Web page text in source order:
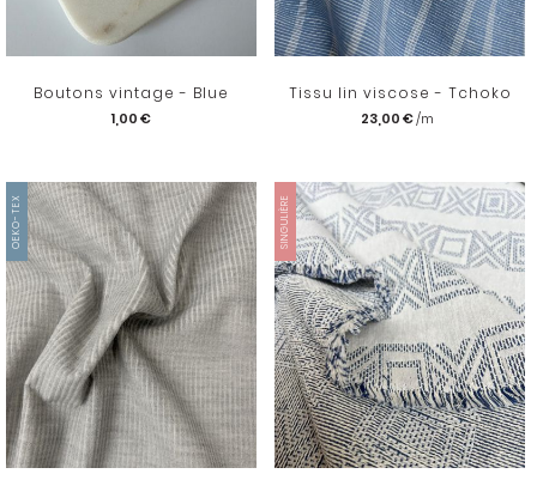
Boutons vintage - Blue
1,00 €
Tissu lin viscose - Tchoko
23,00 €
OEKO-TEX SINGULIÈRE